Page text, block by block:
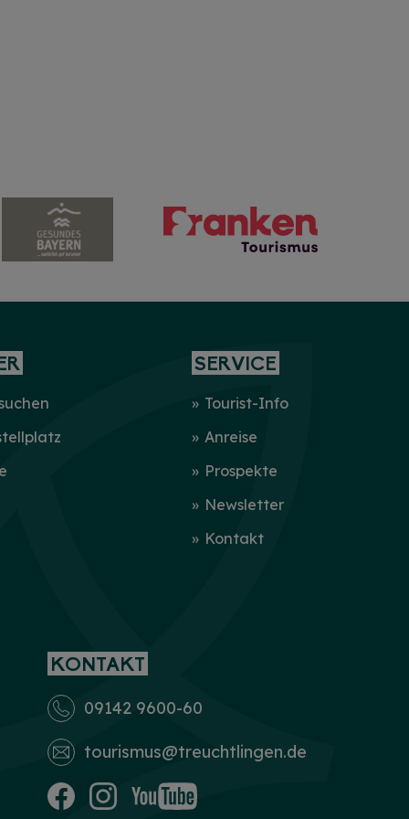
SERVICE
Tourist-Info
Anreise
Prospekte
Newsletter
Kontakt
KONTAKT
09142 9600-60
tourismus­@treuchtlingen.de